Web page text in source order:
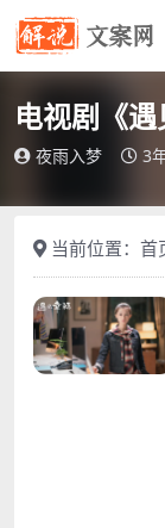
电视剧《
夜雨入梦 3
当前位置： 首